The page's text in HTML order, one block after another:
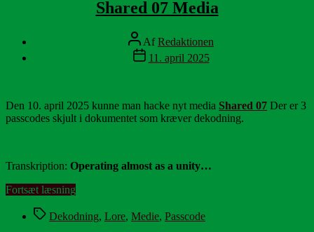
Shared 07 Media
Indlægsforfatter
AfRedaktionen
Indlægsdato
11. april 2025
Den 10. april 2025 kunne man hacke nyt media Shared 07 Der er 3
passcodes skjult i dokumentet som kræver dekodning.
Transkription: Operating almost as a unity…
Fortsæt læsning
Media”
TagsDekodning, Lore, Medie, Passcode